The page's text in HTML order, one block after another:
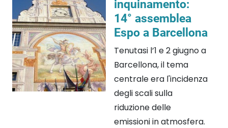
inquinamento:
14° assemblea
Espo a Barcellona
Tenutasi l’1 e 2 giugno a
Barcellona, il tema
centrale era l'incidenza
degli scali sulla
riduzione delle
emissioni in atmosfera.